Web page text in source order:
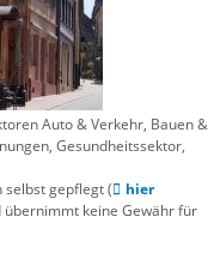
Auto & Verkehr, Bauen &
Gesundheitssektor,
selbst gepflegt (
hier
keine Gewähr für